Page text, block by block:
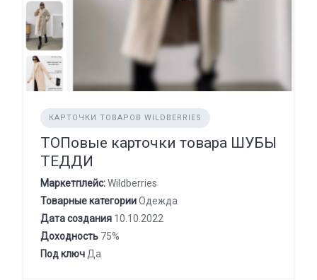
КАРТОЧКИ ТОВАРОВ WILDBERRIES
ТОПовые карточки товара ШУБЫ
ТЕДДИ
Маркетплейс:Wildberries
Товарные категорииОдежда
Дата создания 10.10.2022
Доходность 75%
Под ключ Да